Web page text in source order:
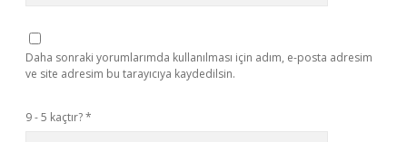
Daha sonraki yorumlarımda kullanılması için adım, e-posta adresim
ve site adresim bu tarayıcıya kaydedilsin.
9 - 5 kaçtır?*